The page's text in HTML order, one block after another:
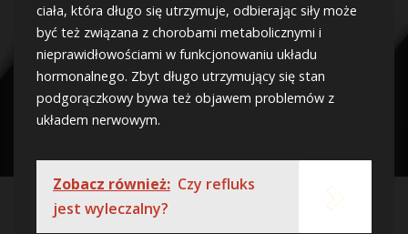
ciała, która długo się utrzymuje, odbierając siły może
być też związana z chorobami metabolicznymi i
nieprawidłowościami w funkcjonowaniu układu
hormonalnego. Zbyt długo utrzymujący się stan
podgorączkowy bywa też objawem problemów z
układem nerwowym.
Zobacz również: Czy refluks
jest wyleczalny?